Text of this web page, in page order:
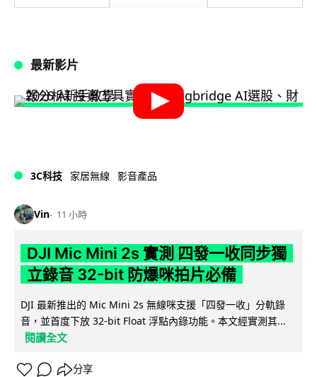
最新影片
3C科技 家居無線 影音產品
Vin 11 小時
DJI Mic Mini 2s 實測 四發一收同步獨
立錄音 32-bit 防爆咪拍片必備
DJI 最新推出的 Mic Mini 2s 無線咪支援「四發一收」分軌錄
音，並首度下放 32-bit Float 浮點內錄功能。本文經實測其...
閱讀全文
分享